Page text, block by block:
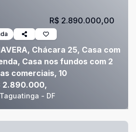
Chácara 25, Casa com
Casa nos fundos com 2
comerciais, 10
2.890.000,
- DF
R$ 2.890.000,00